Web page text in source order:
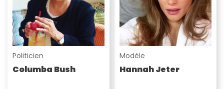
Politicien
Columba Bush
Modèle
Hannah Jeter